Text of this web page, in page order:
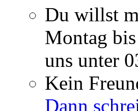
Du willst
Montag
uns unter
Kein
Dann